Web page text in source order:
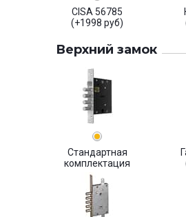
CISA 56785
(+1998 руб)
Верхний замок
Стандартная
комплектация